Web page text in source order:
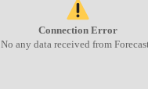
Connection Error
No any data received from